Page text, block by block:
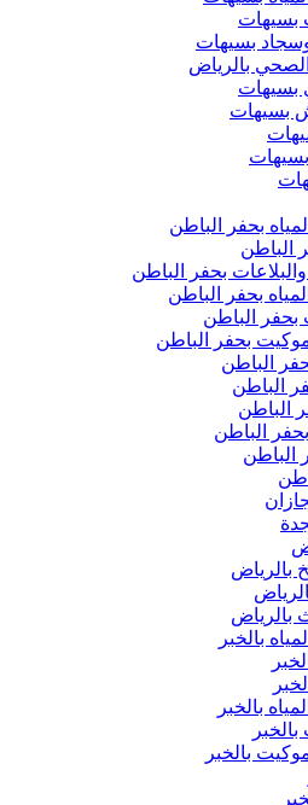
بسيهات
بالرياض
بسيهات
بسيهات
بحفر الباطن
بحفر الباطن
بحفر الباطن
الباطن
بحفر الباطن
الباطن
الباطن
الباطن
الباطن
بالرياض
بالرياض
بالخبر
بالخبر
بالخبر